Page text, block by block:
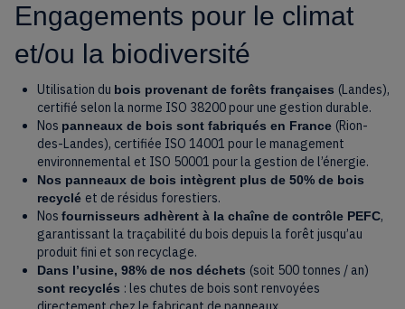
Engagements pour le climat
et/ou la biodiversité
Utilisation du bois provenant de forêts françaises (Landes),
certifié selon la norme ISO 38200 pour une gestion durable.
Nos panneaux de bois sont fabriqués en France (Rion-
des-Landes), certifiée ISO 14001 pour le management
environnemental et ISO 50001 pour la gestion de l’énergie.
Nos panneaux de bois intègrent plus de 50% de bois
recyclé et de résidus forestiers.
Nos fournisseurs adhèrent à la chaîne de contrôle PEFC,
garantissant la traçabilité du bois depuis la forêt jusqu’au
produit fini et son recyclage.
Dans l’usine, 98% de nos déchets (soit 500 tonnes / an)
sont recyclés : les chutes de bois sont renvoyées